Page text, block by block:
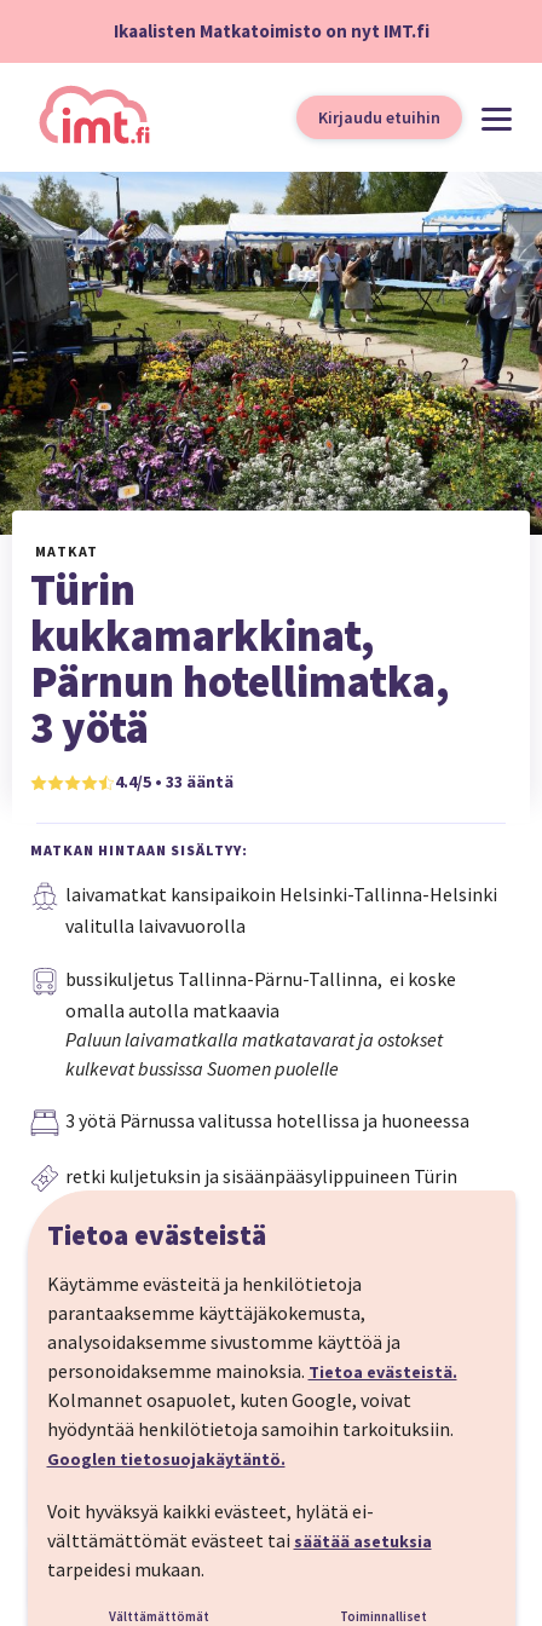
Ikaalisten Matkatoimisto on nyt IMT.fi
Kirjaudu etuihin
MATKAT
Türin
kukkamarkkinat,
Pärnun hotellimatka,
3 yötä
4.4/5 • 33 ääntä
MATKAN HINTAAN SISÄLTYY:
laivamatkat kansipaikoin Helsinki-Tallinna-Helsinki
valitulla laivavuorolla
bussikuljetus Tallinna-Pärnu-Tallinna, ei koske
omalla autolla matkaavia
Paluun laivamatkalla matkatavarat ja ostokset
kulkevat bussissa Suomen puolelle
3 yötä Pärnussa valitussa hotellissa ja huoneessa
retki kuljetuksin ja sisäänpääsylippuineen Türin
IMT Oma loma -app, josta saat vinkit Pärnun
nähtävyyksiin ja ravintoloihin
24h suomenkielinen tuki matkallasi
Lähde ottamaan kevät vastaan Türin
kukkamarkkinoille Viroon! Tutuksi tullut tapahtuma
Matkaohjelma
LÄHTÖPÄIVÄ
Tietoa evästeistä
Käytämme evästeitä ja henkilötietoja
parantaaksemme käyttäjäkokemusta,
analysoidaksemme sivustomme käyttöä ja
personoidaksemme mainoksia. Tietoa evästeistä.
Kolmannet osapuolet, kuten Google, voivat
hyödyntää henkilötietoja samoihin tarkoituksiin.
Googlen tietosuojakäytäntö.
Voit hyväksyä kaikki evästeet, hylätä ei-
välttämättömät evästeet tai säätää asetuksia
tarpeidesi mukaan.
Välttämättömät Toiminnalliset